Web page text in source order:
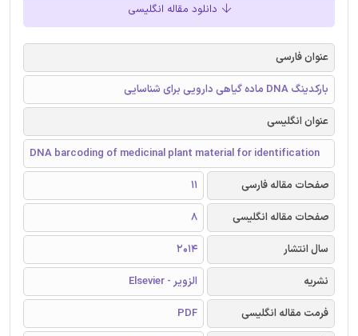
دانلود مقاله انگلیسی
عنوان فارسی
بارکدینگ DNA ماده گیاهی دارویی برای شناسایی
عنوان انگلیسی
DNA barcoding of medicinal plant material for identification
صفحات مقاله فارسی
11
صفحات مقاله انگلیسی
8
سال انتشار
2014
نشریه
الزویر - Elsevier
فرمت مقاله انگلیسی
PDF